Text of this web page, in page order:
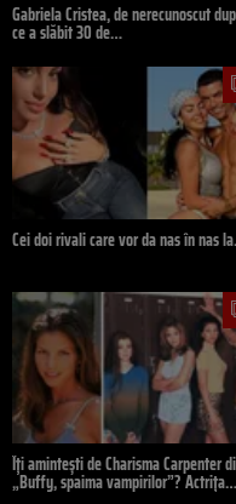
Gabriela Cristea, de nerecunoscut
ce a slăbit 30 de…
Cei doi rivali care vor da nas în nas
Îți amintești de Charisma Carpenter
„Buffy, spaima vampirilor”? Actrița…